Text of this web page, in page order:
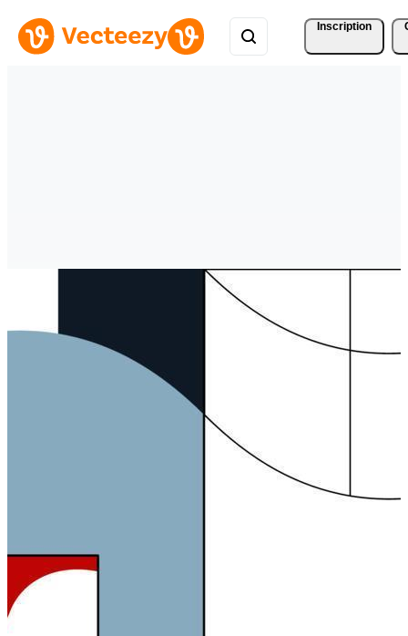
Inscription